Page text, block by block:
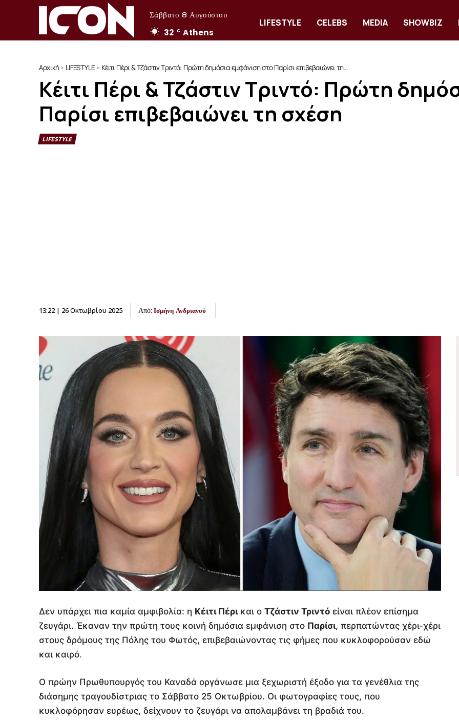
Σάββατο 8 Αυγούστου
32 C Athens
LIFESTYLE CELEBS MEDIA SHOWBIZ
Αρχική LIFESTYLE Κέιτι Πέρι & Τζάστιν Τριντό: Πρώτη δημόσια εμφάνιση στο Παρίσι επιβεβαιώνει τη...
Κέιτι Πέρι & Τζάστιν Τριντό: Πρώτη
Παρίσι επιβεβαιώνει τη σχέση
LIFESTYLE
13:22 | 26 Οκτωβρίου 2025 Από: Ισμήνη Ανδριανού
Δεν υπάρχει πια καμία αμφιβολία: η Κέιτι Πέρικαι ο Τζάστιν Τριντό είναι πλέον επίσημα
ζευγάρι. Έκαναν την πρώτη τους κοινή δημόσια εμφάνιση στο Παρίσι, περπατώντας χέρι-χέρι
στους δρόμους της Πόλης του Φωτός, επιβεβαιώνοντας τις φήμες που κυκλοφορούσαν εδώ
και καιρό.
Ο πρώην Πρωθυπουργός του Καναδά οργάνωσε μια ξεχωριστή έξοδο για τα γενέθλια της
διάσημης τραγουδίστριας το Σάββατο 25 Οκτωβρίου. Οι φωτογραφίες τους, που
κυκλοφόρησαν ευρέως, δείχνουν το ζευγάρι να απολαμβάνει τη βραδιά του.